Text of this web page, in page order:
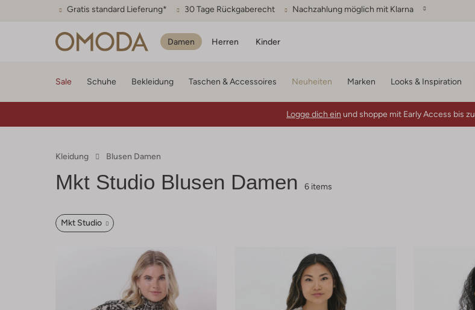
Gratis standard Lieferung* 30 Tage Rückgaberecht Nachzahlung möglich mit Klarna
Damen Herren Kinder
Sale Schuhe Bekleidung Taschen & Accessoires Neuheiten Marken Looks & Inspiration
Logge dich ein und shoppe mit Early Access bis zu
Kleidung Blusen Damen
Mkt Studio Blusen Damen 6 items
Mkt Studio